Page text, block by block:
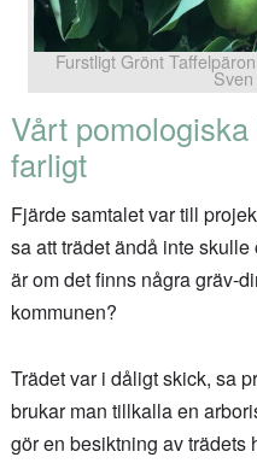
Furstligt Grönt
Vårt
farligt
Fjärde samtalet var till
sa att trädet ändå inte
är om det finns några gräv-
kommunen?
Trädet var i dåligt skick, sa
brukar man tillkalla en
gör en besiktning av trädets